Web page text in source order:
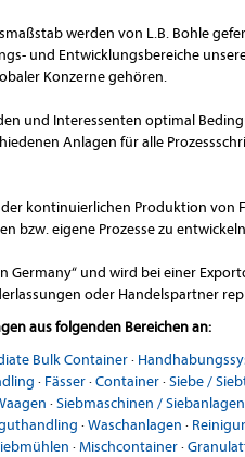
werden von L.B. Bohle
und Entwicklungsbereiche
Konzerne gehören.
und Interessenten optimal
Anlagen für alle
kontinuierlichen Produktion von
bzw. eigene Prozesse zu
Germany“ und wird bei einer
oder Handelspartner
aus folgenden Bereichen an:
Bulk Container·
· Fässer·Container·Siebe /
·Siebmaschinen / Siebanlagen
·Waschanlagen ·
·Mischcontainer·